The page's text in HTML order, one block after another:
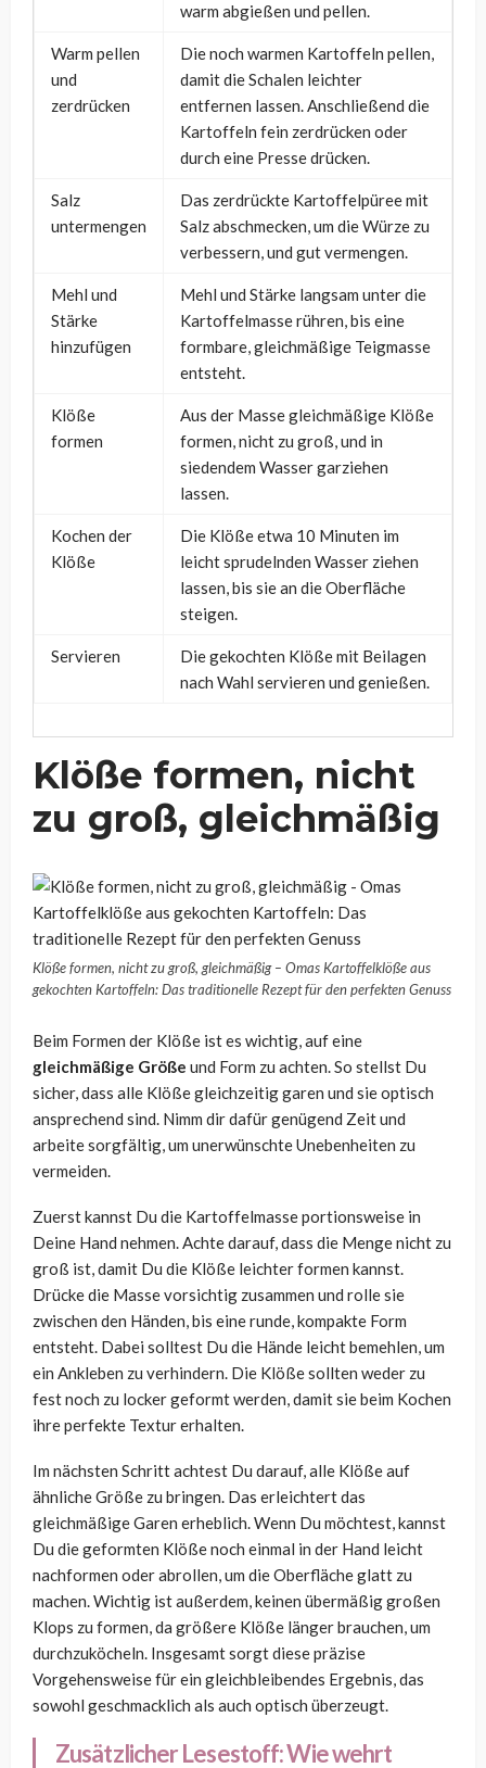
warm abgießen und pellen.
Warm pellen
und
zerdrücken
Die noch warmen Kartoffeln pellen,
damit die Schalen leichter
entfernen lassen. Anschließend die
Kartoffeln fein zerdrücken oder
durch eine Presse drücken.
Salz
untermengen
Das zerdrückte Kartoffelpüree mit
Salz abschmecken, um die Würze zu
verbessern, und gut vermengen.
Mehl und
Stärke
hinzufügen
Mehl und Stärke langsam unter die
Kartoffelmasse rühren, bis eine
formbare, gleichmäßige Teigmasse
entsteht.
Klöße
formen
Aus der Masse gleichmäßige Klöße
formen, nicht zu groß, und in
siedendem Wasser garziehen
lassen.
Kochen der
Klöße
Die Klöße etwa 10 Minuten im
leicht sprudelnden Wasser ziehen
lassen, bis sie an die Oberfläche
steigen.
Servieren
Die gekochten Klöße mit Beilagen
nach Wahl servieren und genießen.
Klöße formen, nicht
zu groß, gleichmäßig
Klöße formen, nicht zu groß, gleichmäßig – Omas Kartoffelklöße aus
gekochten Kartoffeln: Das traditionelle Rezept für den perfekten Genuss
Beim Formen der Klöße ist es wichtig, auf eine
gleichmäßige Größe und Form zu achten. So stellst Du
sicher, dass alle Klöße gleichzeitig garen und sie optisch
ansprechend sind. Nimm dir dafür genügend Zeit und
arbeite sorgfältig, um unerwünschte Unebenheiten zu
vermeiden.
Zuerst kannst Du die Kartoffelmasse portionsweise in
Deine Hand nehmen. Achte darauf, dass die Menge nicht zu
groß ist, damit Du die Klöße leichter formen kannst.
Drücke die Masse vorsichtig zusammen und rolle sie
zwischen den Händen, bis eine runde, kompakte Form
entsteht. Dabei solltest Du die Hände leicht bemehlen, um
ein Ankleben zu verhindern. Die Klöße sollten weder zu
fest noch zu locker geformt werden, damit sie beim Kochen
ihre perfekte Textur erhalten.
Im nächsten Schritt achtest Du darauf, alle Klöße auf
ähnliche Größe zu bringen. Das erleichtert das
gleichmäßige Garen erheblich. Wenn Du möchtest, kannst
Du die geformten Klöße noch einmal in der Hand leicht
nachformen oder abrollen, um die Oberfläche glatt zu
machen. Wichtig ist außerdem, keinen übermäßig großen
Klops zu formen, da größere Klöße länger brauchen, um
durchzuköcheln. Insgesamt sorgt diese präzise
Vorgehensweise für ein gleichbleibendes Ergebnis, das
sowohl geschmacklich als auch optisch überzeugt.
Zusätzlicher Lesestoff:Wie wehrt